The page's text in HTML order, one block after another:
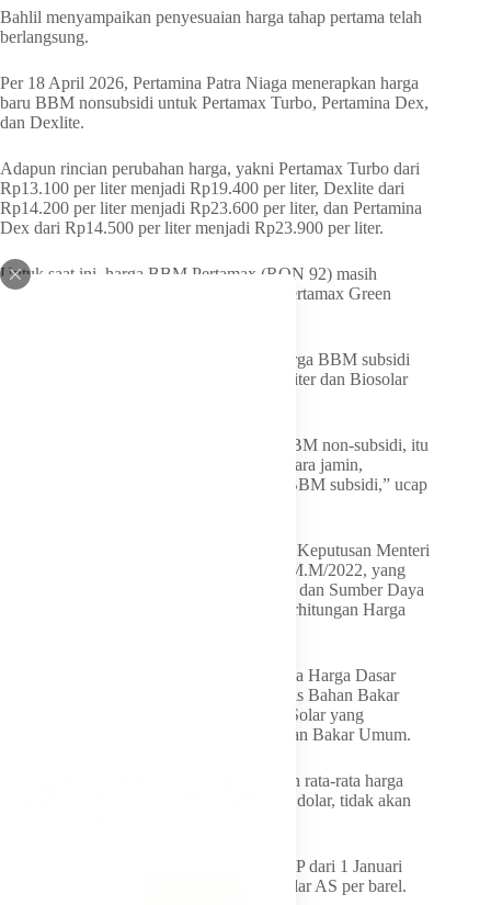
Bahlil menyampaikan penyesuaian harga tahap pertama telah
berlangsung.
Per 18 April 2026, Pertamina Patra Niaga menerapkan harga
baru BBM nonsubsidi untuk Pertamax Turbo, Pertamina Dex,
dan Dexlite.
Adapun rincian perubahan harga, yakni Pertamax Turbo dari
Rp13.100 per liter menjadi Rp19.400 per liter, Dexlite dari
Rp14.200 per liter menjadi Rp23.600 per liter, dan Pertamina
Dex dari Rp14.500 per liter menjadi Rp23.900 per liter.
Untuk saat ini, harga BBM Pertamax (RON 92) masih
dipertahankan di Rp12.300 per liter dan Pertamax Green
Pertamina juga masih mempertahankan harga BBM subsidi
jenis Pertalite yang sebesar Rp10.000 per liter dan Biosolar
“Saya katakan bahwa kalau yang untuk BBM non-subsidi, itu
ada penyesuaian harga. Kan yang bisa negara jamin,
pemerintah bisa menjamin itu kan adalah BBM subsidi,” ucap
Penyesuaian harga tersebut selaras dengan Keputusan Menteri
(Kepmen) ESDM No. 245.K/MG.01/MEM.M/2022, yang
mengacu kepada Peraturan Menteri Energi dan Sumber Daya
Mineral Nomor 11 Tahun 2022 tentang Perhitungan Harga
Kepmen tersebut mengatur tentang Formula Harga Dasar
Dalam Perhitungan Harga Jual Eceran Jenis Bahan Bakar
Minyak Umum Jenis Bensin dan Minyak Solar yang
Disalurkan Melalui Stasiun Pengisian Bahan Bakar Umum.
“Kalau harga BBM subsidi, sampai dengan rata-rata harga
ICP (harga minyak mentah Indonesia) 100 dolar, tidak akan
Ia memaparkan bahwa saat ini, rata-rata ICP dari 1 Januari
sampai 20 April kurang lebih sekitar 76 dolar AS per barel.